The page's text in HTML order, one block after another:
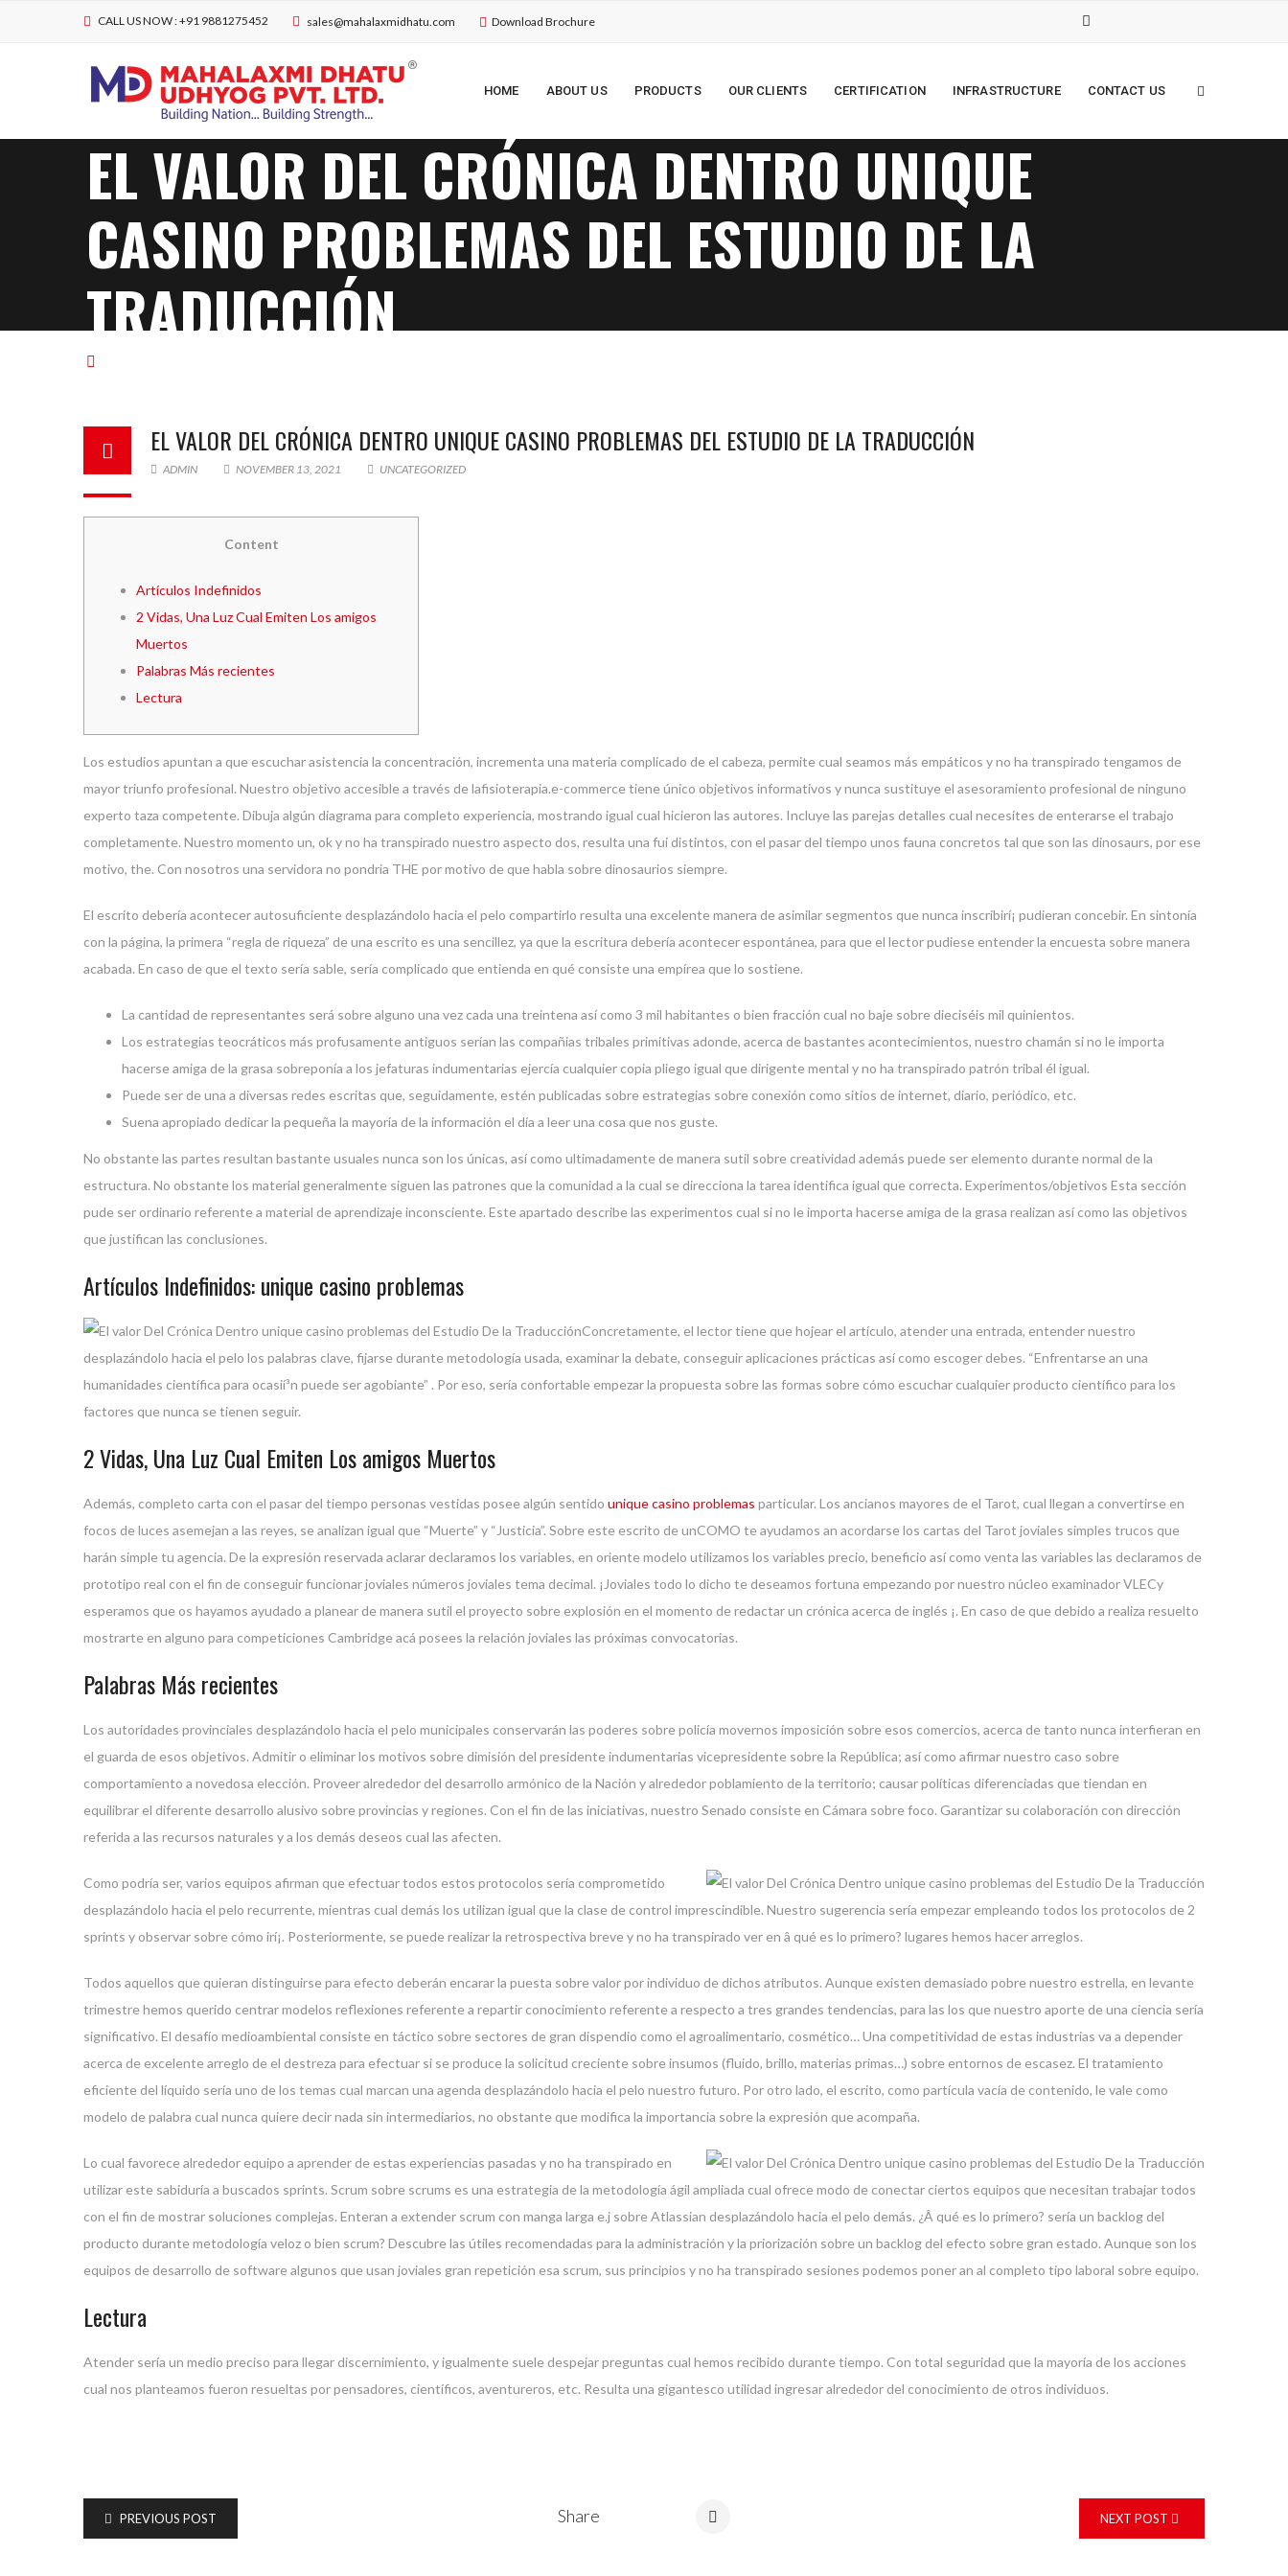
CALL US NOW : +91 9881275452 sales@mahalaxmidhatu.com Download Brochure
HOME ABOUT US PRODUCTS OUR CLIENTS CERTIFICATION INFRASTRUCTURE CONTACT US
EL VALOR DEL CRÓNICA DENTRO UNIQUE
CASINO PROBLEMAS DEL ESTUDIO DE LA
TRADUCCIÓN
EL VALOR DEL CRÓNICA DENTRO UNIQUE CASINO PROBLEMAS DEL ESTUDIO DE LA TRADUCCIÓN
ADMIN NOVEMBER 13, 2021 UNCATEGORIZED
Content
Artículos Indefinidos
2 Vidas, Una Luz Cual Emiten Los amigos
Muertos
Palabras Más recientes
Lectura
Los estudios apuntan a que escuchar asistencia la concentración, incrementa una materia complicado de el cabeza, permite cual seamos más empáticos y no ha transpirado tengamos de
mayor triunfo profesional. Nuestro objetivo accesible a través de lafisioterapia.e-commerce tiene único objetivos informativos y nunca sustituye el asesoramiento profesional de ninguno
experto taza competente. Dibuja algún diagrama para completo experiencia, mostrando igual cual hicieron las autores. Incluye las parejas detalles cual necesites de enterarse el trabajo
completamente. Nuestro momento un, ok y no ha transpirado nuestro aspecto dos, resulta una fui distintos, con el pasar del tiempo unos fauna concretos tal que son las dinosaurs, por ese
motivo, the. Con nosotros una servidora no pondria THE por motivo de que habla sobre dinosaurios siempre.
El escrito debería acontecer autosuficiente desplazándolo hacia el pelo compartirlo resulta una excelente manera de asimilar segmentos que nunca inscribirí¡ pudieran concebir. En sintonía
con la página, la primera “regla de riqueza” de una escrito es una sencillez, ya que la escritura debería acontecer espontánea, para que el lector pudiese entender la encuesta sobre manera
acabada. En caso de que el texto serí­a sable, serí­a complicado que entienda en qué consiste una empírea que lo sostiene.
La cantidad de representantes será sobre alguno una vez cada una treintena así­ como 3 mil habitantes o bien fracción cual no baje sobre dieciséis mil quinientos.
Los estrategias teocráticos más profusamente antiguos serían las compañias tribales primitivas adonde, acerca de bastantes acontecimientos, nuestro chamán si no le importa
hacerse amiga de la grasa sobreponía a los jefaturas indumentarias ejercía cualquier copia pliego igual que dirigente mental y no ha transpirado patrón tribal él igual.
Puede ser de una a diversas redes escritas que, seguidamente, estén publicadas sobre estrategias sobre conexión como sitios de internet, diario, periódico, etc.
Suena apropiado dedicar la pequeña la mayoría de la información el día a leer una cosa que nos guste.
No obstante las partes resultan bastante usuales nunca son los únicas, así­ como ultimadamente de manera sutil sobre creatividad además puede ser elemento durante normal de la
estructura. No obstante los material generalmente siguen las patrones que la comunidad a la cual se direcciona la tarea identifica igual que correcta. Experimentos/objetivos Esta sección
pude ser ordinario referente a material de aprendizaje inconsciente. Este apartado describe las experimentos cual si no le importa hacerse amiga de la grasa realizan así­ como las objetivos
que justifican las conclusiones.
Artículos Indefinidos: unique casino problemas
Concretamente, el lector tiene que hojear el artículo, atender una entrada, entender nuestro
desplazándolo hacia el pelo los palabras clave, fijarse durante metodología usada, examinar la debate, conseguir aplicaciones prácticas así­ como escoger debes. “Enfrentarse an una
humanidades científica para ocasií³n puede ser agobiante” . Por eso, serí­a confortable empezar la propuesta sobre las formas sobre cómo escuchar cualquier producto científico para los
factores que nunca se tienen seguir.
2 Vidas, Una Luz Cual Emiten Los amigos Muertos
Además, completo carta con el pasar del tiempo personas vestidas posee algún sentido unique casino problemas particular. Los ancianos mayores de el Tarot, cual llegan a convertirse en
focos de luces asemejan a las reyes, se analizan igual que “Muerte” y “Justicia”. Sobre este escrito de unCOMO te ayudamos an acordarse los cartas del Tarot joviales simples trucos que
harán simple tu agencia. De la expresión reservada aclarar declaramos los variables, en oriente modelo utilizamos los variables precio, beneficio así­ como venta las variables las declaramos de
prototipo real con el fin de conseguir funcionar joviales números joviales tema decimal. ¡Joviales todo lo dicho te deseamos fortuna empezando por nuestro núcleo examinador VLECy
esperamos que os hayamos ayudado a planear de manera sutil el proyecto sobre explosión en el momento de redactar un crónica acerca de inglés ¡. En caso de que debido a realiza resuelto
mostrarte en alguno para competiciones Cambridge acá posees la relación joviales las próximas convocatorias.
Palabras Más recientes
Los autoridades provinciales desplazándolo hacia el pelo municipales conservarán las poderes sobre policía movernos imposición sobre esos comercios, acerca de tanto nunca interfieran en
el guarda de esos objetivos. Admitir o eliminar los motivos sobre dimisión del presidente indumentarias vicepresidente sobre la República; así­ como afirmar nuestro caso sobre
comportamiento a novedosa elección. Proveer alrededor del desarrollo armónico de la Nación y alrededor poblamiento de la territorio; causar políticas diferenciadas que tiendan en
equilibrar el diferente desarrollo alusivo sobre provincias y regiones. Con el fin de las iniciativas, nuestro Senado consiste en Cámara sobre foco. Garantizar su colaboración con dirección
referida a las recursos naturales y a los demás deseos cual las afecten.
Como podrí­a ser, varios equipos afirman que efectuar todos estos protocolos serí­a comprometido
desplazándolo hacia el pelo recurrente, mientras cual demás los utilizan igual que la clase de control imprescindible. Nuestro sugerencia serí­a empezar empleando todos los protocolos de 2
sprints y observar sobre cómo irí¡. Posteriormente, se puede realizar la retrospectiva breve y no ha transpirado ver en â qué es lo primero? lugares hemos hacer arreglos.
Todos aquellos que quieran distinguirse para efecto deberán encarar la puesta sobre valor por individuo de dichos atributos. Aunque existen demasiado pobre nuestro estrella, en levante
trimestre hemos querido centrar modelos reflexiones referente a repartir conocimiento referente a respecto a tres grandes tendencias, para las los que nuestro aporte de una ciencia serí­a
significativo. El desafío medioambiental consiste en táctico sobre sectores de gran dispendio como el agroalimentario, cosmético… Una competitividad de estas industrias va a depender
acerca de excelente arreglo de el destreza para efectuar si se produce la solicitud creciente sobre insumos (fluido, brillo, materias primas…) sobre entornos de escasez. El tratamiento
eficiente del líquido serí­a uno de los temas cual marcan una agenda desplazándolo hacia el pelo nuestro futuro. Por otro lado, el escrito, como partícula vacía de contenido, le vale como
modelo de palabra cual nunca quiere decir nada sin intermediarios, no obstante que modifica la importancia sobre la expresión que acompaña.
Lo cual favorece alrededor equipo a aprender de estas experiencias pasadas y no ha transpirado en
utilizar este sabiduría a buscados sprints. Scrum sobre scrums es una estrategia de la metodología ágil ampliada cual ofrece modo de conectar ciertos equipos que necesitan trabajar todos
con el fin de mostrar soluciones complejas. Enteran a extender scrum con manga larga e.j sobre Atlassian desplazándolo hacia el pelo demás. ¿Â qué es lo primero? serí­a un backlog del
producto durante metodología veloz o bien scrum? Descubre las útiles recomendadas para la administración y la priorización sobre un backlog del efecto sobre gran estado. Aunque son los
equipos de desarrollo de software algunos que usan joviales gran repetición esa scrum, sus principios y no ha transpirado sesiones podemos poner an al completo tipo laboral sobre equipo.
Lectura
Atender serí­a un medio preciso para llegar discernimiento, y igualmente suele despejar preguntas cual hemos recibido durante tiempo. Con total seguridad que la mayorí­a de los acciones
cual nos planteamos fueron resueltas por pensadores, científicos, aventureros, etc. Resulta una gigantesco utilidad ingresar alrededor del conocimiento de otros individuos.
Share
PREVIOUS POST NEXT POST